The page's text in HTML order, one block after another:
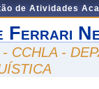
de Atividades
Ferrari
CCHLA -